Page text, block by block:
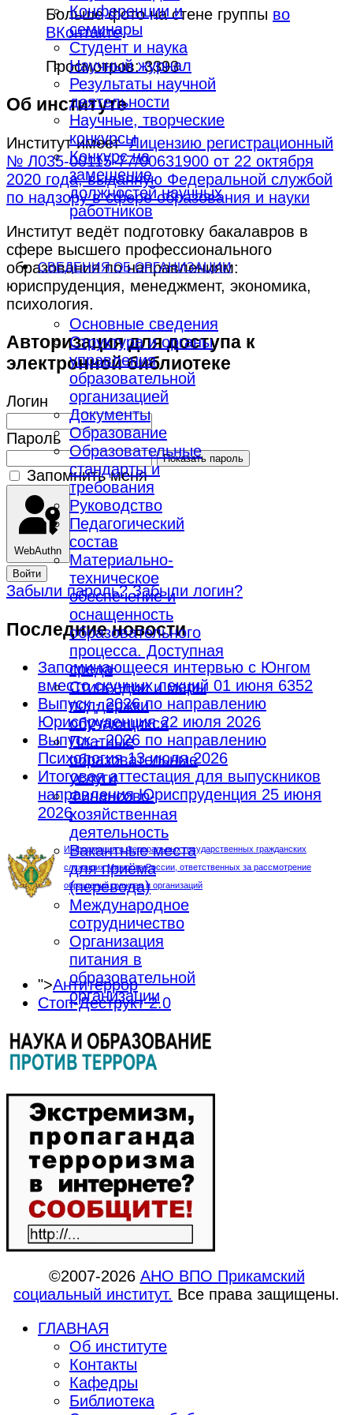
Конференции и
семинары
Студент и наука
Научный журнал
Результаты научной
деятельности
Научные, творческие
конкурсы
Конкурс на
замещение
должностей научных
работников
СВЕДЕНИЯ ОБ ОРГАНИЗАЦИИ
Основные сведения
Структура и органы
управления
образовательной
организацией
Документы
Образование
Образовательные
стандарты и
требования
Руководство
Педагогический
состав
Материально-
техническое
обеспечение и
оснащенность
образовательного
процесса. Доступная
среда
Стипендии и меры
поддержки
обучающихся
Платные
образовательные
услуги
Финансово-
хозяйственная
деятельность
Вакантные места
для приёма
(перевода)
Международное
сотрудничество
Организация
питания в
образовательной
организации
Больше фото на стене группы во
ВКонтакте.
Просмотров: 3393
Об институте
Институт имеет Лицензию регистрационный
№ Л035-00115-77/00631900 от 22 октября
2020 года, выданную Федеральной службой
по надзору в сфере образования и науки
Институт ведёт подготовку бакалавров в
сфере высшего профессионального
образования по направлениям:
юриспруденция, менеджмент, экономика,
психология.
Авторизация для доступа к
электронной библиотеке
Логин
Пароль
Показать пароль
Запомнить меня
WebAuthn
Войти
Забыли пароль?Забыли логин?
Последние новости
Запоминающееся интервью с Юнгом
вместо скучных лекций 01 июня 6352
Выпуск - 2026 по направлению
Юриспруденция22 июля 2026
Выпуск - 2026 по направлению
Психология13 июля 2026
Итоговая аттестация для выпускников
направления Юриспруденция 25 июня
2026
Информация о Федеральных государственных гражданских
служащих Минюста России, ответственных за рассмотрение
обращений граждан и организаций
">Антитеррор
Стоп-Деструкт 2.0
©2007-2026 АНО ВПО Прикамский
социальный институт. Все права защищены.
ГЛАВНАЯ
Об институте
Контакты
Кафедры
Библиотека